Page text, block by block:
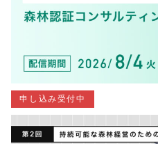
申し込み受付中